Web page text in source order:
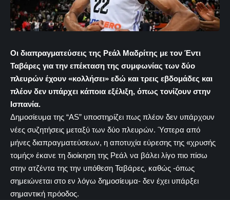
Οι διαπραγματεύσεις της Ρεάλ Μαδρίτης με τον Έντι
Ταβάρες για την επέκταση της συμφωνίας των δύο
πλευρών έχουν «κολλήσει» εδώ και τρεις εβδομάδες και
πλέον δεν υπάρχει κάποια εξέλιξη, όπως τονίζουν στην
Ισπανία.
Δημοσίευμα της “AS” υποστηρίζει πως πλέον δεν υπάρχουν
νέες συζητήσεις μεταξύ των δύο πλευρών. Ύστερα από
μήνες διαπραγματεύσεων, η αποτυχία εύρεσης της «χρυσής
τομής» έκανε τη διοίκηση της Ρεάλ να βάλει λίγο πιο πίσω
στην ατζέντα της την υπόθεση Ταβάρες, καθώς -όπως
σημειώνεται στο εν λόγω δημοσίευμα- δεν έχει υπάρξει
σημαντική πρόοδος.